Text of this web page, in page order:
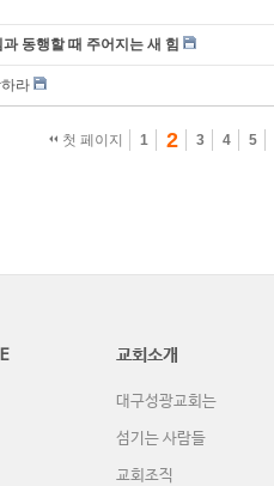
동행할 때 주어지는 새 힘
라
첫 페이지 1 2 3 4 5
교회소개
대구성광교회는
섬기는 사람들
교회조직